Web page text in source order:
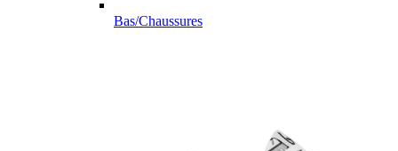
Bas/Chaussures